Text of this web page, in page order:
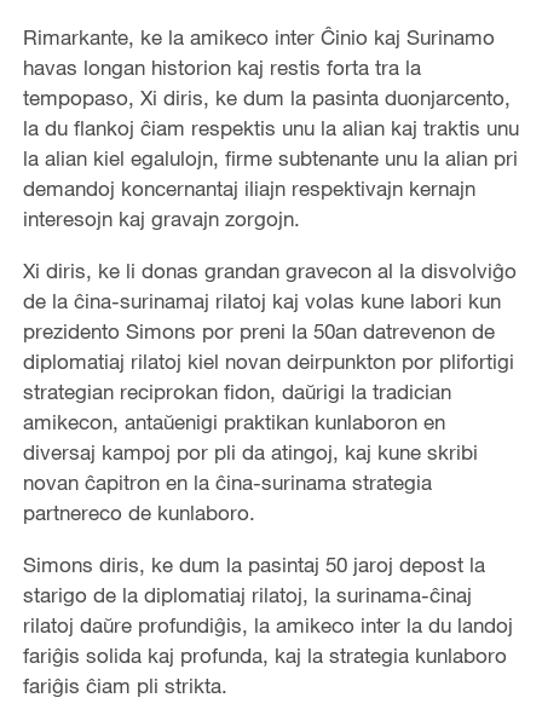
Rimarkante, ke la amikeco inter Ĉinio kaj Surinamo
havas longan historion kaj restis forta tra la
tempopaso, Xi diris, ke dum la pasinta duonjarcento,
la du flankoj ĉiam respektis unu la alian kaj traktis unu
la alian kiel egalulojn, firme subtenante unu la alian pri
demandoj koncernantaj iliajn respektivajn kernajn
interesojn kaj gravajn zorgojn.
Xi diris, ke li donas grandan gravecon al la disvolviĝo
de la ĉina-surinamaj rilatoj kaj volas kune labori kun
prezidento Simons por preni la 50an datrevenon de
diplomatiaj rilatoj kiel novan deirpunkton por plifortigi
strategian reciprokan fidon, daŭrigi la tradician
amikecon, antaŭenigi praktikan kunlaboron en
diversaj kampoj por pli da atingoj, kaj kune skribi
novan ĉapitron en la ĉina-surinama strategia
partnereco de kunlaboro.
Simons diris, ke dum la pasintaj 50 jaroj depost la
starigo de la diplomatiaj rilatoj, la surinama-ĉinaj
rilatoj daŭre profundiĝis, la amikeco inter la du landoj
fariĝis solida kaj profunda, kaj la strategia kunlaboro
fariĝis ĉiam pli strikta.